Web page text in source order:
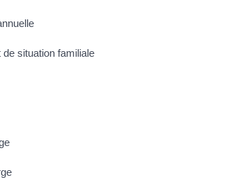
situation familiale